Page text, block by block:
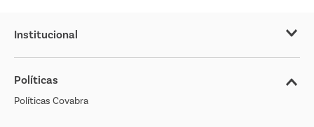
Institucional
Sobre o Covabra
Nossas Lojas
Cliente Bem Estar
Políticas
Políticas Covabra